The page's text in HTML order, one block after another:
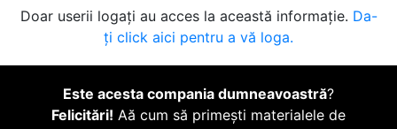
Doar userii logați au acces la această informație. Da-
ți click aici pentru a vă loga.
Este acesta compania dumneavoastră?
Felicitări! Aă cum să primești materialele de